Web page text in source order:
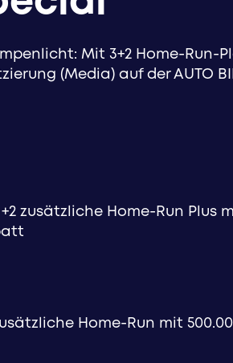
Mit 3+2 Home-Run-
(Media) auf der AUTO
+2 zusätzliche Home-Run Plus
Home-Run mit